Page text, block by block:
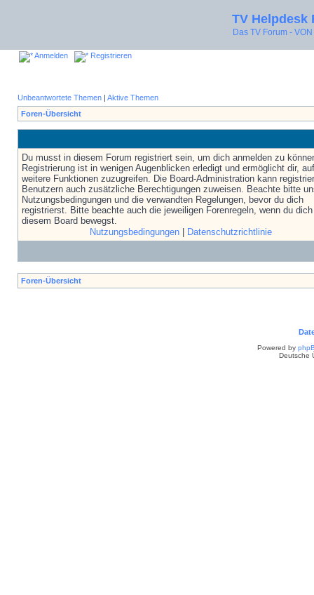
TV Helpdesk
Das TV Forum -
Anmelden Registrieren
Unbeantwortete Themen | Aktive Themen
Foren-Übersicht
Du musst in diesem Forum registriert sein, um dich anmelden zu
Registrierung ist in wenigen Augenblicken erledigt und ermöglicht dir, auf
weitere Funktionen zuzugreifen. Die Board-Administration kann
Benutzern auch zusätzliche Berechtigungen zuweisen. Beachte bitte
Nutzungsbedingungen und die verwandten Regelungen, bevor du dich
registrierst. Bitte beachte auch die jeweiligen Forenregeln, wenn du
diesem Board bewegst.
Nutzungsbedingungen| Datenschutzrichtlinie
Foren-Übersicht
Powered by
Deutsche